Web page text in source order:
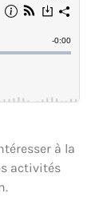
à la
activités